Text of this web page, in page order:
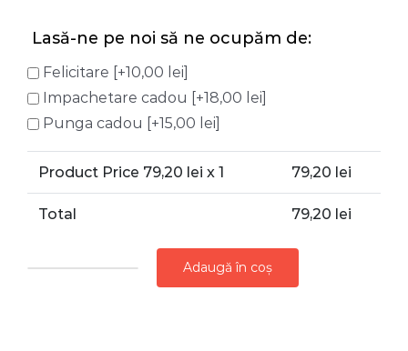
Lasă-ne pe noi să ne ocupăm de:
Felicitare [+10,00 lei]
Impachetare cadou [+18,00 lei]
Punga cadou [+15,00 lei]
Product Price 79,20 lei x 1 79,20 lei
Total 79,20 lei
Adaugă în coș